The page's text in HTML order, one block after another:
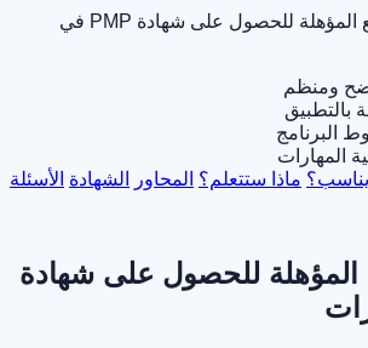
ومنظم
بالتطبيق
البرنامج
المهارات
ماذا ستتعلم؟ المحاور الشهادة الأسئلة
المؤهلة للحصول على شهادة